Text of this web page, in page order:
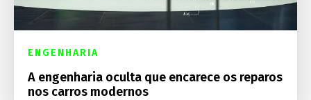
ENGENHARIA
A engenharia oculta que encarece os reparos
nos carros modernos